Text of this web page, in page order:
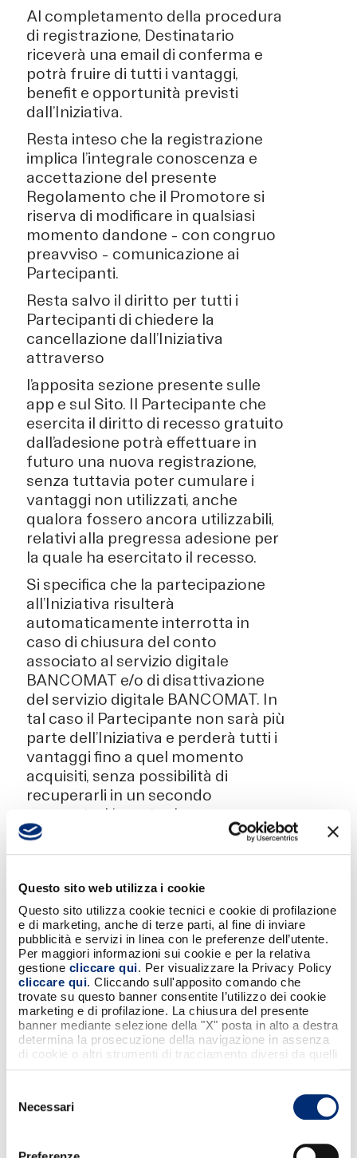
Questo sito web utilizza i cookie
Questo sito utilizza cookie tecnici e cookie di profilazione
e di marketing, anche di terze parti, al fine di inviare
pubblicità e servizi in linea con le preferenze dell’utente.
Per maggiori informazioni sui cookie e per la relativa
gestione cliccare qui. Per visualizzare la Privacy Policy
cliccare qui. Cliccando sull'apposito comando che
trovate su questo banner consentite l’utilizzo dei cookie
marketing e di profilazione. La chiusura del presente
banner mediante selezione della "X" posta in alto a destra
determina la prosecuzione della navigazione in assenza
di cookie o altri strumenti di tracciamento diversi da quelli
delNecessari
Al completamento della procedura
di registrazione, Destinatario
riceverà una email di conferma e
potrà fruire di tutti i vantaggi,
benefit e opportunità previsti
dall’Iniziativa.
Resta inteso che la registrazione
implica l’integrale conoscenza e
accettazione del presente
Regolamento che il Promotore si
riserva di modificare in qualsiasi
momento dandone – con congruo
preavviso – comunicazione ai
Partecipanti.
Resta salvo il diritto per tutti i
Partecipanti di chiedere la
cancellazione dall’Iniziativa
attraverso
l’apposita sezione presente sulle
app e sul Sito. Il Partecipante che
esercita il diritto di recesso gratuito
dall’adesione potrà effettuare in
futuro una nuova registrazione,
senza tuttavia poter cumulare i
vantaggi non utilizzati, anche
qualora fossero ancora utilizzabili,
relativi alla pregressa adesione per
la quale ha esercitato il recesso.
Si specifica che la partecipazione
all’Iniziativa risulterà
automaticamente interrotta in
caso di chiusura del conto
associato al servizio digitale
BANCOMAT e/o di disattivazione
del servizio digitale BANCOMAT. In
tal caso il Partecipante non sarà più
parte dell’Iniziativa e perderà tutti i
vantaggi fino a quel momento
acquisiti, senza possibilità di
recuperarli in un secondo
momento. L’eventuale nuova
iscrizione del medesimo
Destinatario non terrà quindi conto
prima della cancellazione.
8. VANTAGGI, BENEFIT E
OPPORTUNITA’
All’atto della registrazione e fino al
momento in cui la stessa rimarrà in
essere, il Destinatario potrà fruire
dei benefici dell’Iniziativa, come di